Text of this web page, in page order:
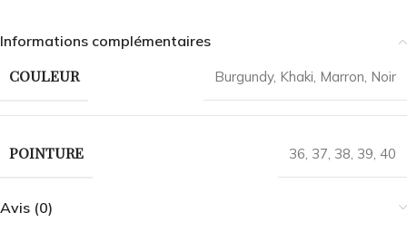
Informations complémentaires
COULEUR Burgundy, Khaki, Marron, Noir
POINTURE 36, 37, 38, 39, 40
Avis (0)